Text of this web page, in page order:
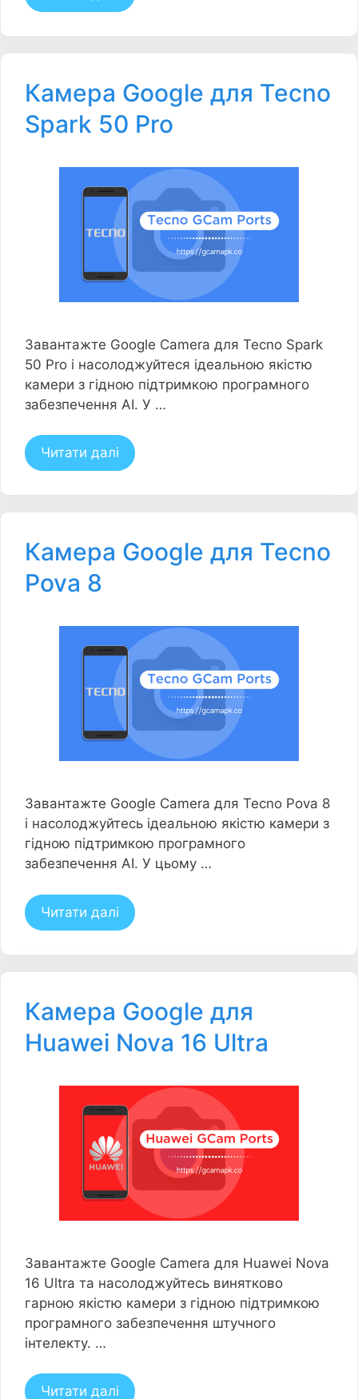
Камера Google для Tecno
Spark 50 Pro
Завантажте Google Camera для Tecno Spark
50 Pro і насолоджуйтеся ідеальною якістю
камери з гідною підтримкою програмного
забезпечення AI. У …
Читати далі
Камера Google для Tecno
Pova 8
Завантажте Google Camera для Tecno Pova 8
і насолоджуйтесь ідеальною якістю камери з
гідною підтримкою програмного
забезпечення AI. У цьому …
Читати далі
Камера Google для
Huawei Nova 16 Ultra
Завантажте Google Camera для Huawei Nova
16 Ultra та насолоджуйтесь винятково
гарною якістю камери з гідною підтримкою
програмного забезпечення штучного
інтелекту. …
Читати далі